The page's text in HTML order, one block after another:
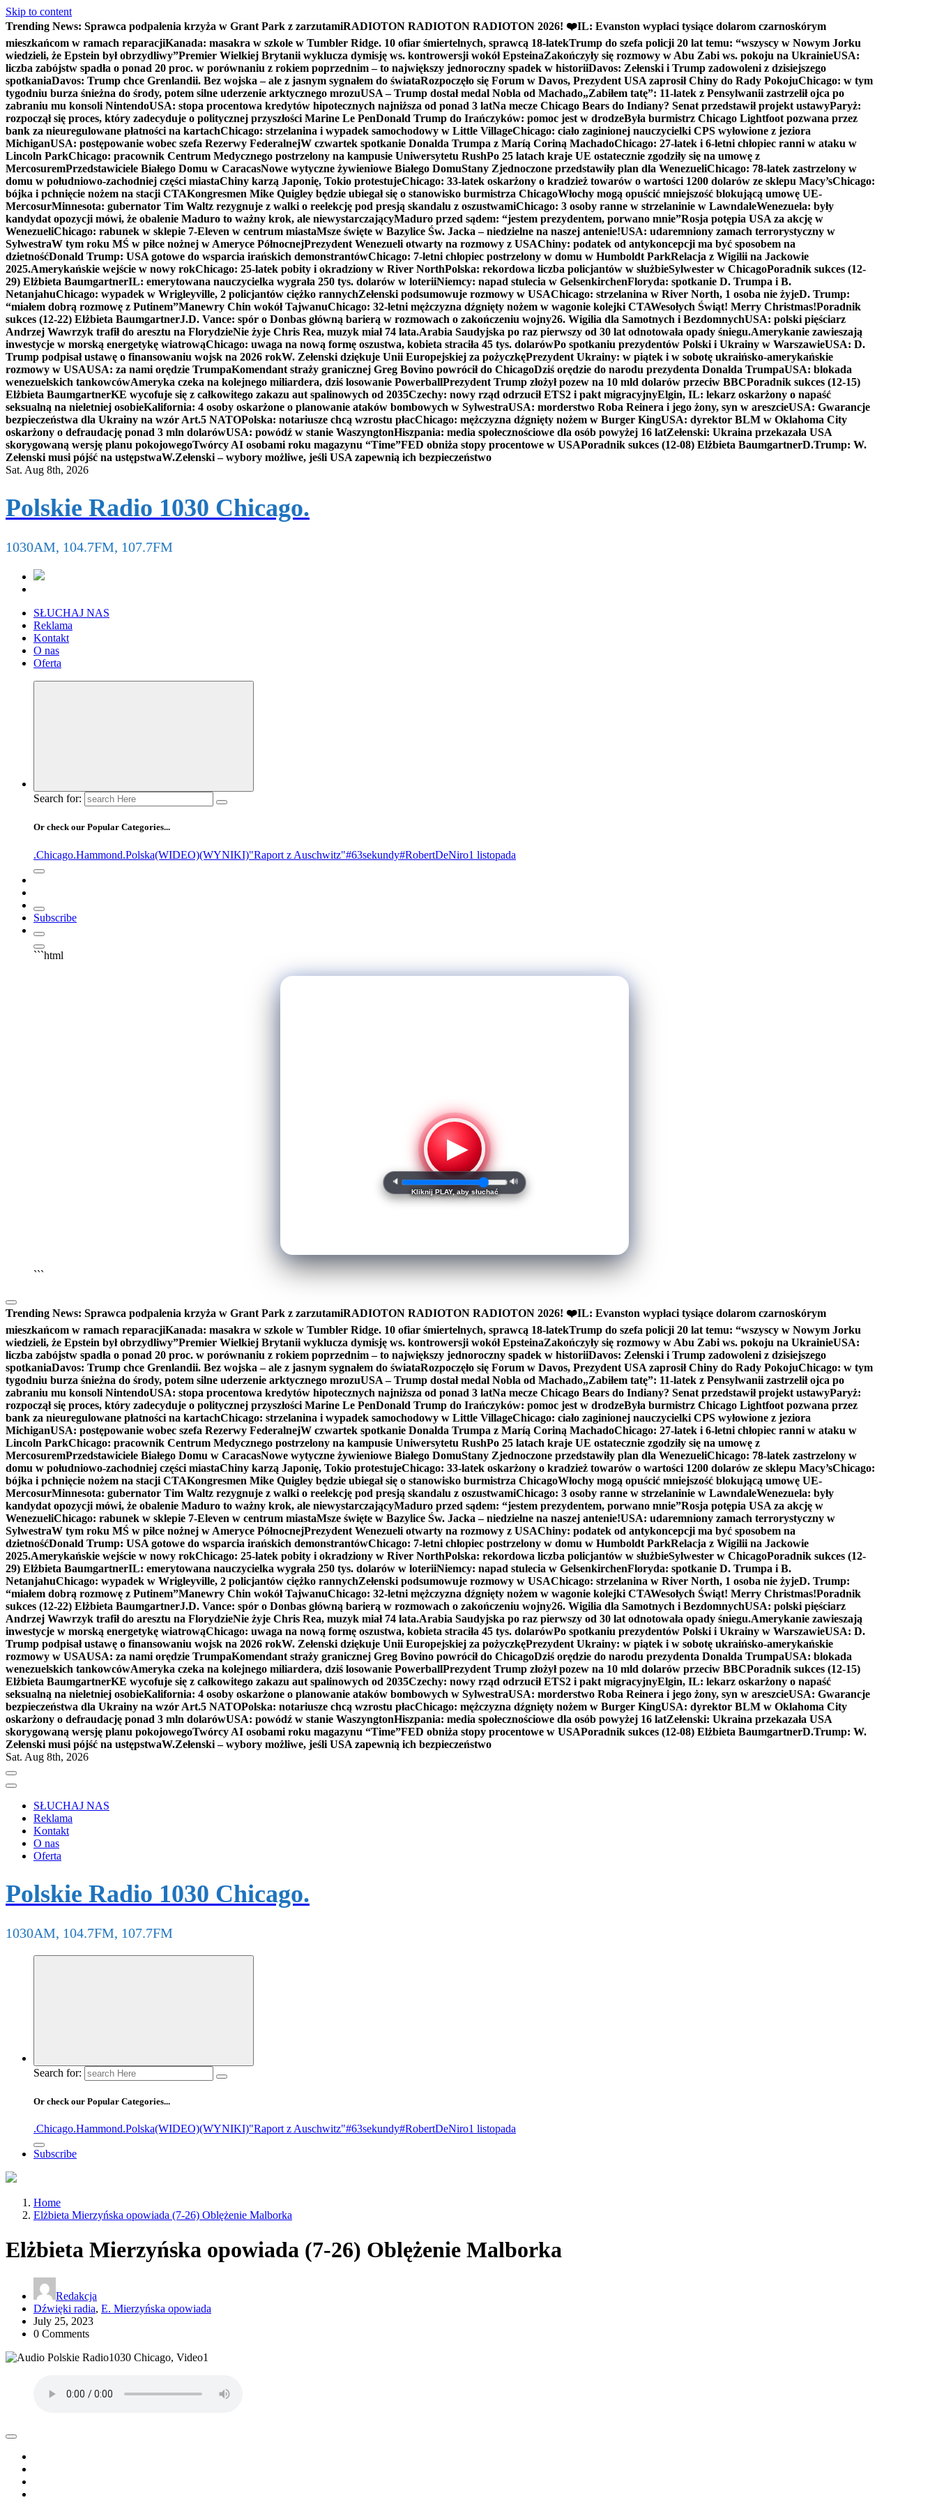
Skip to content
Trending News: Sprawca podpalenia krzyża w Grant Park z zarzutamiRADIOTON RADIOTON RADIOTON 2026! ❤️IL: Evanston wypłaci tysiące dolarom czarnoskórym
mieszkańcom w ramach reparacjiKanada: masakra w szkole w Tumbler Ridge. 10 ofiar śmiertelnych, sprawcą 18-latekTrump do szefa policji 20 lat temu: “wszyscy w Nowym Jorku
wiedzieli, że Epstein był obrzydliwy”Premier Wielkiej Brytanii wyklucza dymisję ws. kontrowersji wokół EpsteinaZakończyły się rozmowy w Abu Zabi ws. pokoju na UkrainieUSA:
liczba zabójstw spadła o ponad 20 proc. w porównaniu z rokiem poprzednim – to największy jednoroczny spadek w historiiDavos: Zełenski i Trump zadowoleni z dzisiejszego
spotkaniaDavos: Trump chce Grenlandii. Bez wojska – ale z jasnym sygnałem do świataRozpoczęło się Forum w Davos, Prezydent USA zaprosił Chiny do Rady PokojuChicago: w tym
tygodniu burza śnieżna do środy, potem silne uderzenie arktycznego mrozuUSA – Trump dostał medal Nobla od Machado„Zabiłem tatę”: 11-latek z Pensylwanii zastrzelił ojca po
zabraniu mu konsoli NintendoUSA: stopa procentowa kredytów hipotecznych najniższa od ponad 3 latNa mecze Chicago Bears do Indiany? Senat przedstawił projekt ustawyParyż:
rozpoczął się proces, który zadecyduje o politycznej przyszłości Marine Le PenDonald Trump do Irańczyków: pomoc jest w drodzeByła burmistrz Chicago Lightfoot pozwana przez
bank za nieuregulowane płatności na kartachChicago: strzelanina i wypadek samochodowy w Little VillageChicago: ciało zaginionej nauczycielki CPS wyłowione z jeziora
MichiganUSA: postępowanie wobec szefa Rezerwy FederalnejW czwartek spotkanie Donalda Trumpa z Maríą Coriną MachadoChicago: 27-latek i 6-letni chłopiec ranni w ataku w
Lincoln ParkChicago: pracownik Centrum Medycznego postrzelony na kampusie Uniwersytetu RushPo 25 latach kraje UE ostatecznie zgodziły się na umowę z
MercosuremPrzedstawiciele Białego Domu w CaracasNowe wytyczne żywieniowe Białego DomuStany Zjednoczone przedstawiły plan dla WenezueliChicago: 78-latek zastrzelony w
domu w południowo-zachodniej części miastaChiny karzą Japonię, Tokio protestujeChicago: 33-latek oskarżony o kradzież towarów o wartości 1200 dolarów ze sklepu Macy’sChicago:
bójka i pchnięcie nożem na stacji CTAKongresmen Mike Quigley będzie ubiegał się o stanowisko burmistrza ChicagoWłochy mogą opuścić mniejszość blokującą umowę UE-
MercosurMinnesota: gubernator Tim Waltz rezygnuje z walki o reelekcję pod presją skandalu z oszustwamiChicago: 3 osoby ranne w strzelaninie w LawndaleWenezuela: były
kandydat opozycji mówi, że obalenie Maduro to ważny krok, ale niewystarczającyMaduro przed sądem: “jestem prezydentem, porwano mnie”Rosja potępia USA za akcję w
WenezueliChicago: rabunek w sklepie 7-Eleven w centrum miastaMsze święte w Bazylice Św. Jacka – niedzielne na naszej antenie!USA: udaremniony zamach terrorystyczny w
SylwestraW tym roku MŚ w piłce nożnej w Ameryce PółnocnejPrezydent Wenezueli otwarty na rozmowy z USAChiny: podatek od antykoncepcji ma być sposobem na
dzietnośćDonald Trump: USA gotowe do wsparcia irańskich demonstrantówChicago: 7-letni chłopiec postrzelony w domu w Humboldt ParkRelacja z Wigilii na Jackowie
2025.Amerykańskie wejście w nowy rokChicago: 25-latek pobity i okradziony w River NorthPolska: rekordowa liczba policjantów w służbieSylwester w ChicagoPoradnik sukces (12-
29) Elżbieta BaumgartnerIL: emerytowana nauczycielka wygrała 250 tys. dolarów w loteriiNiemcy: napad stulecia w GelsenkirchenFloryda: spotkanie D. Trumpa i B.
NetanjahuChicago: wypadek w Wrigleyville, 2 policjantów ciężko rannychZełenski podsumowuje rozmowy w USAChicago: strzelanina w River North, 1 osoba nie żyjeD. Trump:
“miałem dobrą rozmowę z Putinem”Manewry Chin wokół TajwanuChicago: 32-letni mężczyzna dźgnięty nożem w wagonie kolejki CTAWesołych Świąt! Merry Christmas!Poradnik
sukces (12-22) Elżbieta BaumgartnerJ.D. Vance: spór o Donbas główną barierą w rozmowach o zakończeniu wojny26. Wigilia dla Samotnych i BezdomnychUSA: polski pięściarz
Andrzej Wawrzyk trafił do aresztu na FlorydzieNie żyje Chris Rea, muzyk miał 74 lata.Arabia Saudyjska po raz pierwszy od 30 lat odnotowała opady śniegu.Amerykanie zawieszają
inwestycje w morską energetykę wiatrowąChicago: uwaga na nową formę oszustwa, kobieta straciła 45 tys. dolarówPo spotkaniu prezydentów Polski i Ukrainy w WarszawieUSA: D.
Trump podpisał ustawę o finansowaniu wojsk na 2026 rokW. Zełenski dziękuje Unii Europejskiej za pożyczkęPrezydent Ukrainy: w piątek i w sobotę ukraińsko-amerykańskie
rozmowy w USAUSA: za nami orędzie TrumpaKomendant straży granicznej Greg Bovino powrócił do ChicagoDziś orędzie do narodu prezydenta Donalda TrumpaUSA: blokada
wenezuelskich tankowcówAmeryka czeka na kolejnego miliardera, dziś losowanie PowerballPrezydent Trump złożył pozew na 10 mld dolarów przeciw BBCPoradnik sukces (12-15)
Elżbieta BaumgartnerKE wycofuje się z całkowitego zakazu aut spalinowych od 2035Czechy: nowy rząd odrzucił ETS2 i pakt migracyjnyElgin, IL: lekarz oskarżony o napaść
seksualną na nieletniej osobieKalifornia: 4 osoby oskarżone o planowanie ataków bombowych w SylwestraUSA: morderstwo Roba Reinera i jego żony, syn w areszcieUSA: Gwarancje
bezpieczeństwa dla Ukrainy na wzór Art.5 NATOPolska: notariusze chcą wzrostu płacChicago: mężczyzna dźgnięty nożem w Burger KingUSA: dyrektor BLM w Oklahoma City
oskarżony o defraudację ponad 3 mln dolarówUSA: powódź w stanie WaszyngtonHiszpania: media społecznościowe dla osób powyżej 16 latZełenski: Ukraina przekazała USA
skorygowaną wersję planu pokojowegoTwórcy AI osobami roku magazynu “Time”FED obniża stopy procentowe w USAPoradnik sukces (12-08) Elżbieta BaumgartnerD.Trump: W.
Zełenski musi pójść na ustępstwaW.Zełenski – wybory możliwe, jeśli USA zapewnią ich bezpieczeństwo
Sat. Aug 8th, 2026
Polskie Radio 1030 Chicago.
1030AM, 104.7FM, 107.7FM
SŁUCHAJ NAS
Reklama
Kontakt
O nas
Oferta
Search for:
Or check our Popular Categories...
.Chicago.Hammond.Polska(WIDEO)(WYNIKI)"Raport z Auschwitz"#63sekundy#RobertDeNiro1 listopada
Subscribe
```html
▶
🔈 🔊
Kliknij PLAY, aby słuchać
```
Trending News: Sprawca podpalenia krzyża w Grant Park z zarzutamiRADIOTON RADIOTON RADIOTON 2026! ❤️IL: Evanston wypłaci tysiące dolarom czarnoskórym
mieszkańcom w ramach reparacjiKanada: masakra w szkole w Tumbler Ridge. 10 ofiar śmiertelnych, sprawcą 18-latekTrump do szefa policji 20 lat temu: “wszyscy w Nowym Jorku
wiedzieli, że Epstein był obrzydliwy”Premier Wielkiej Brytanii wyklucza dymisję ws. kontrowersji wokół EpsteinaZakończyły się rozmowy w Abu Zabi ws. pokoju na UkrainieUSA:
liczba zabójstw spadła o ponad 20 proc. w porównaniu z rokiem poprzednim – to największy jednoroczny spadek w historiiDavos: Zełenski i Trump zadowoleni z dzisiejszego
spotkaniaDavos: Trump chce Grenlandii. Bez wojska – ale z jasnym sygnałem do świataRozpoczęło się Forum w Davos, Prezydent USA zaprosił Chiny do Rady PokojuChicago: w tym
tygodniu burza śnieżna do środy, potem silne uderzenie arktycznego mrozuUSA – Trump dostał medal Nobla od Machado„Zabiłem tatę”: 11-latek z Pensylwanii zastrzelił ojca po
zabraniu mu konsoli NintendoUSA: stopa procentowa kredytów hipotecznych najniższa od ponad 3 latNa mecze Chicago Bears do Indiany? Senat przedstawił projekt ustawyParyż:
rozpoczął się proces, który zadecyduje o politycznej przyszłości Marine Le PenDonald Trump do Irańczyków: pomoc jest w drodzeByła burmistrz Chicago Lightfoot pozwana przez
bank za nieuregulowane płatności na kartachChicago: strzelanina i wypadek samochodowy w Little VillageChicago: ciało zaginionej nauczycielki CPS wyłowione z jeziora
MichiganUSA: postępowanie wobec szefa Rezerwy FederalnejW czwartek spotkanie Donalda Trumpa z Maríą Coriną MachadoChicago: 27-latek i 6-letni chłopiec ranni w ataku w
Lincoln ParkChicago: pracownik Centrum Medycznego postrzelony na kampusie Uniwersytetu RushPo 25 latach kraje UE ostatecznie zgodziły się na umowę z
MercosuremPrzedstawiciele Białego Domu w CaracasNowe wytyczne żywieniowe Białego DomuStany Zjednoczone przedstawiły plan dla WenezueliChicago: 78-latek zastrzelony w
domu w południowo-zachodniej części miastaChiny karzą Japonię, Tokio protestujeChicago: 33-latek oskarżony o kradzież towarów o wartości 1200 dolarów ze sklepu Macy’sChicago:
bójka i pchnięcie nożem na stacji CTAKongresmen Mike Quigley będzie ubiegał się o stanowisko burmistrza ChicagoWłochy mogą opuścić mniejszość blokującą umowę UE-
MercosurMinnesota: gubernator Tim Waltz rezygnuje z walki o reelekcję pod presją skandalu z oszustwamiChicago: 3 osoby ranne w strzelaninie w LawndaleWenezuela: były
kandydat opozycji mówi, że obalenie Maduro to ważny krok, ale niewystarczającyMaduro przed sądem: “jestem prezydentem, porwano mnie”Rosja potępia USA za akcję w
WenezueliChicago: rabunek w sklepie 7-Eleven w centrum miastaMsze święte w Bazylice Św. Jacka – niedzielne na naszej antenie!USA: udaremniony zamach terrorystyczny w
SylwestraW tym roku MŚ w piłce nożnej w Ameryce PółnocnejPrezydent Wenezueli otwarty na rozmowy z USAChiny: podatek od antykoncepcji ma być sposobem na
dzietnośćDonald Trump: USA gotowe do wsparcia irańskich demonstrantówChicago: 7-letni chłopiec postrzelony w domu w Humboldt ParkRelacja z Wigilii na Jackowie
2025.Amerykańskie wejście w nowy rokChicago: 25-latek pobity i okradziony w River NorthPolska: rekordowa liczba policjantów w służbieSylwester w ChicagoPoradnik sukces (12-
29) Elżbieta BaumgartnerIL: emerytowana nauczycielka wygrała 250 tys. dolarów w loteriiNiemcy: napad stulecia w GelsenkirchenFloryda: spotkanie D. Trumpa i B.
NetanjahuChicago: wypadek w Wrigleyville, 2 policjantów ciężko rannychZełenski podsumowuje rozmowy w USAChicago: strzelanina w River North, 1 osoba nie żyjeD. Trump:
“miałem dobrą rozmowę z Putinem”Manewry Chin wokół TajwanuChicago: 32-letni mężczyzna dźgnięty nożem w wagonie kolejki CTAWesołych Świąt! Merry Christmas!Poradnik
sukces (12-22) Elżbieta BaumgartnerJ.D. Vance: spór o Donbas główną barierą w rozmowach o zakończeniu wojny26. Wigilia dla Samotnych i BezdomnychUSA: polski pięściarz
Andrzej Wawrzyk trafił do aresztu na FlorydzieNie żyje Chris Rea, muzyk miał 74 lata.Arabia Saudyjska po raz pierwszy od 30 lat odnotowała opady śniegu.Amerykanie zawieszają
inwestycje w morską energetykę wiatrowąChicago: uwaga na nową formę oszustwa, kobieta straciła 45 tys. dolarówPo spotkaniu prezydentów Polski i Ukrainy w WarszawieUSA: D.
Trump podpisał ustawę o finansowaniu wojsk na 2026 rokW. Zełenski dziękuje Unii Europejskiej za pożyczkęPrezydent Ukrainy: w piątek i w sobotę ukraińsko-amerykańskie
rozmowy w USAUSA: za nami orędzie TrumpaKomendant straży granicznej Greg Bovino powrócił do ChicagoDziś orędzie do narodu prezydenta Donalda TrumpaUSA: blokada
wenezuelskich tankowcówAmeryka czeka na kolejnego miliardera, dziś losowanie PowerballPrezydent Trump złożył pozew na 10 mld dolarów przeciw BBCPoradnik sukces (12-15)
Elżbieta BaumgartnerKE wycofuje się z całkowitego zakazu aut spalinowych od 2035Czechy: nowy rząd odrzucił ETS2 i pakt migracyjnyElgin, IL: lekarz oskarżony o napaść
seksualną na nieletniej osobieKalifornia: 4 osoby oskarżone o planowanie ataków bombowych w SylwestraUSA: morderstwo Roba Reinera i jego żony, syn w areszcieUSA: Gwarancje
bezpieczeństwa dla Ukrainy na wzór Art.5 NATOPolska: notariusze chcą wzrostu płacChicago: mężczyzna dźgnięty nożem w Burger KingUSA: dyrektor BLM w Oklahoma City
oskarżony o defraudację ponad 3 mln dolarówUSA: powódź w stanie WaszyngtonHiszpania: media społecznościowe dla osób powyżej 16 latZełenski: Ukraina przekazała USA
skorygowaną wersję planu pokojowegoTwórcy AI osobami roku magazynu “Time”FED obniża stopy procentowe w USAPoradnik sukces (12-08) Elżbieta BaumgartnerD.Trump: W.
Zełenski musi pójść na ustępstwaW.Zełenski – wybory możliwe, jeśli USA zapewnią ich bezpieczeństwo
Sat. Aug 8th, 2026
SŁUCHAJ NAS
Reklama
Kontakt
O nas
Oferta
Polskie Radio 1030 Chicago.
1030AM, 104.7FM, 107.7FM
Search for:
Or check our Popular Categories...
.Chicago.Hammond.Polska(WIDEO)(WYNIKI)"Raport z Auschwitz"#63sekundy#RobertDeNiro1 listopada
Subscribe
Home
Elżbieta Mierzyńska opowiada (7-26) Oblężenie Malborka
Elżbieta Mierzyńska opowiada (7-26) Oblężenie Malborka
Redakcja
Dźwięki radia, E. Mierzyńska opowiada
July 25, 2023
0 Comments